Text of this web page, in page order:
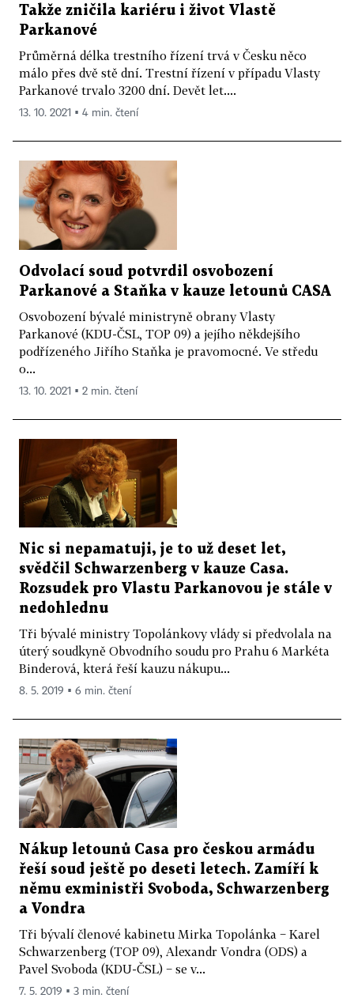
Takže zničila kariéru i život Vlastě
Parkanové
Průměrná délka trestního řízení trvá v Česku něco
málo přes dvě stě dní. Trestní řízení v případu Vlasty
Parkanové trvalo 3200 dní. Devět let....
13. 10. 2021 ▪ 4 min. čtení
Odvolací soud potvrdil osvobození
Parkanové a Staňka v kauze letounů CASA
Osvobození bývalé ministryně obrany Vlasty
Parkanové (KDU-ČSL, TOP 09) a jejího někdejšího
podřízeného Jiřího Staňka je pravomocné. Ve středu
o...
13. 10. 2021 ▪ 2 min. čtení
Nic si nepamatuji, je to už deset let,
svědčil Schwarzenberg v kauze Casa.
Rozsudek pro Vlastu Parkanovou je stále v
nedohlednu
Tři bývalé ministry Topolánkovy vlády si předvolala na
úterý soudkyně Obvodního soudu pro Prahu 6 Markéta
Binderová, která řeší kauzu nákupu...
8. 5. 2019 ▪ 6 min. čtení
Nákup letounů Casa pro českou armádu
řeší soud ještě po deseti letech. Zamíří k
němu exministři Svoboda, Schwarzenberg
a Vondra
Tři bývalí členové kabinetu Mirka Topolánka − Karel
Schwarzenberg (TOP 09), Alexandr Vondra (ODS) a
Pavel Svoboda (KDU­-ČSL) − se v...
7. 5. 2019 ▪ 3 min. čtení